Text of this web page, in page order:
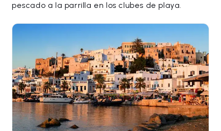
pescado a la parrilla en los clubes de playa.